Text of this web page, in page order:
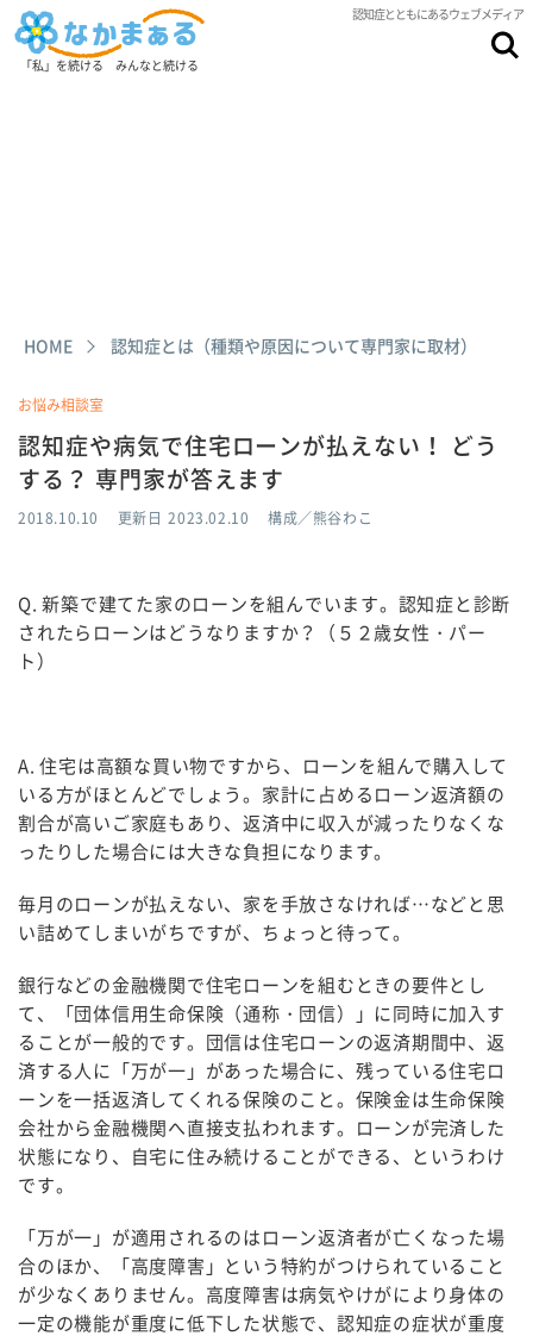
認知症とともにあるウェブメディア
「私」を続ける みんなと続ける
HOME 認知症とは（種類や原因について専門家に取材）
お悩み相談室
認知症や病気で住宅ローンが払えない！ どう
する？ 専門家が答えます
2018.10.10 更新日 2023.02.10 構成／熊谷わこ
Q.新築で建てた家のローンを組んでいます。認知症と診断
されたらローンはどうなりますか？（５２歳女性・パー
ト）
A.住宅は高額な買い物ですから、ローンを組んで購入して
いる方がほとんどでしょう。家計に占めるローン返済額の
割合が高いご家庭もあり、返済中に収入が減ったりなくな
ったりした場合には大きな負担になります。
毎月のローンが払えない、家を手放さなければ…などと思
い詰めてしまいがちですが、ちょっと待って。
銀行などの金融機関で住宅ローンを組むときの要件とし
て、「団体信用生命保険（通称・団信）」に同時に加入す
ることが一般的です。団信は住宅ローンの返済期間中、返
済する人に「万が一」があった場合に、残っている住宅ロ
ーンを一括返済してくれる保険のこと。保険金は生命保険
会社から金融機関へ直接支払われます。ローンが完済した
状態になり、自宅に住み続けることができる、というわけ
です。
「万が一」が適用されるのはローン返済者が亡くなった場
合のほか、「高度障害」という特約がつけられていること
が少なくありません。高度障害は病気やけがにより身体の
一定の機能が重度に低下した状態で、認知症の症状が重度